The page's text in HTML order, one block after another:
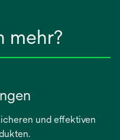
mehr?
und effektiven